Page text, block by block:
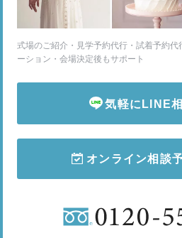
式場のご紹介・見学予約代行・試着予約
ーション・会場決定後もサポート
気軽にLINE
オンライン相談